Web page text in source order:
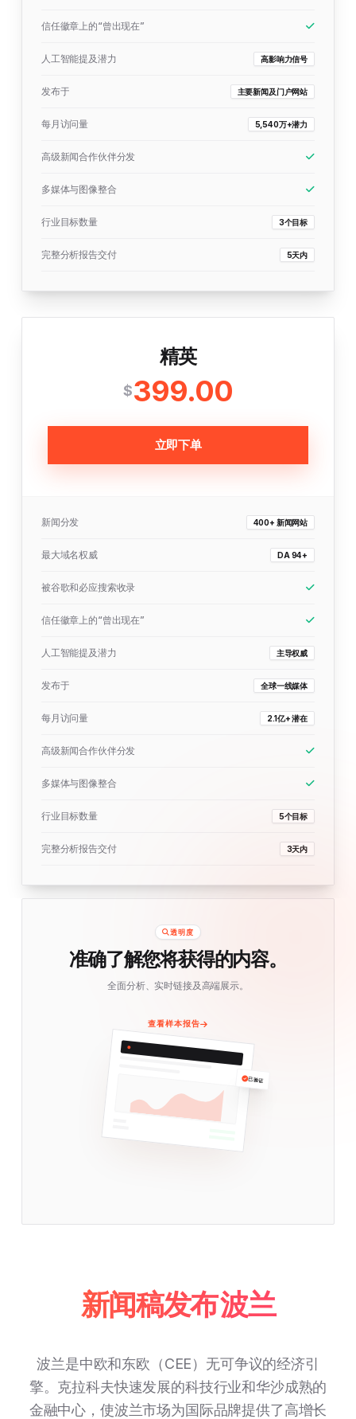
信任徽章上的“曾出现在”
人工智能提及潜力 高影响力信号
发布于 主要新闻及门户网站
每月访问量 5,540万+潜力
高级新闻合作伙伴分发
多媒体与图像整合
行业目标数量 3个目标
完整分析报告交付 5天内
精英
$399.00
立即下单
新闻分发 400+ 新闻网站
最大域名权威 DA 94+
被谷歌和必应搜索收录
信任徽章上的“曾出现在”
人工智能提及潜力 主导权威
发布于 全球一线媒体
每月访问量 2.1亿+ 潜在
高级新闻合作伙伴分发
多媒体与图像整合
行业目标数量 5个目标
完整分析报告交付 3天内
透明度
准确了解您将获得的内容。
全面分析、实时链接及高端展示。
查看样本报告
已验证
新闻稿发布 波兰
波兰是中欧和东欧（CEE）无可争议的经济引
擎。克拉科夫快速发展的科技行业和华沙成熟的
金融中心，使波兰市场为国际品牌提供了高增长